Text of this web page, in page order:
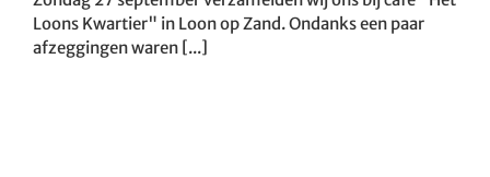
Loons Kwartier" in Loon op Zand. Ondanks een paar
afzeggingen waren [...]